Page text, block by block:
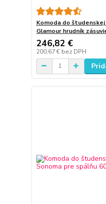
Komoda do
Glamour hrudník
246,82 €
200,67 € bez DPH